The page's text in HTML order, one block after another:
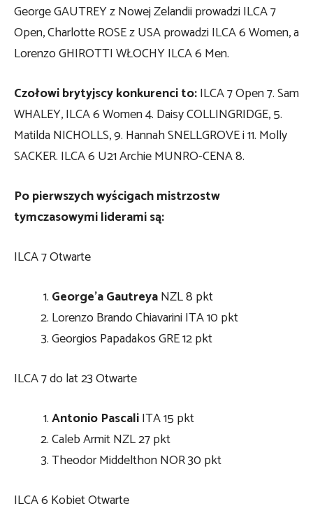
George GAUTREY z Nowej Zelandii prowadzi ILCA 7
Open, Charlotte ROSE z USA prowadzi ILCA 6 Women, a
Lorenzo GHIROTTI WŁOCHY ILCA 6 Men.
Czołowi brytyjscy konkurenci to:ILCA 7 Open 7. Sam
WHALEY, ILCA 6 Women 4. Daisy COLLINGRIDGE, 5.
Matilda NICHOLLS, 9. Hannah SNELLGROVE i 11. Molly
SACKER. ILCA 6 U21 Archie MUNRO-CENA 8.
Po pierwszych wyścigach mistrzostw
tymczasowymi liderami są:
ILCA 7 Otwarte
George’a GautreyaNZL 8 pkt
Lorenzo Brando Chiavarini ITA 10 pkt
Georgios Papadakos GRE 12 pkt
ILCA 7 do lat 23 Otwarte
Antonio PascaliITA 15 pkt
Caleb Armit NZL 27 pkt
Theodor Middelthon NOR 30 pkt
ILCA 6 Kobiet Otwarte